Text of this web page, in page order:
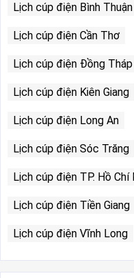
Lịch cúp điện Bình Thuận
Lịch cúp điện Cần Thơ
Lịch cúp điện Đồng Tháp
Lịch cúp điện Kiên Giang
Lịch cúp điện Long An
Lịch cúp điện Sóc Trăng
Lịch cúp điện TP. Hồ Chí
Lịch cúp điện Tiền Giang
Lịch cúp điện Vĩnh Long